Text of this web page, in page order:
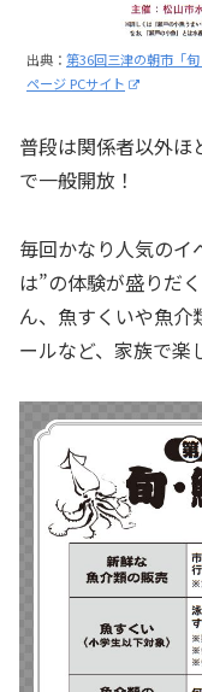
出典： 第36回三津の朝市「
ページ PCサイト
普段は関係者以外ほ
で一般開放！
毎回かなり人気のイ
は”の体験が盛りだ
ん、魚すくいや魚介
ールなど、家族で楽